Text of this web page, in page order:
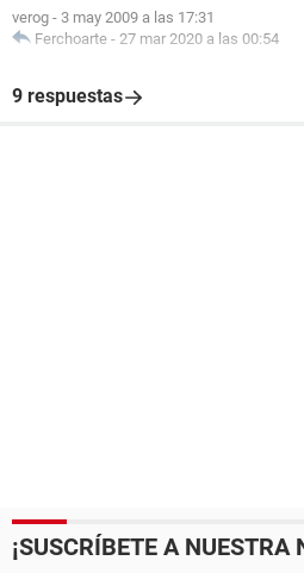
verog - 3 may 2009 a las 17:31
Ferchoarte - 27 mar 2020 a las 00:54
9 respuestas
¡SUSCRÍBETE A NUESTRA